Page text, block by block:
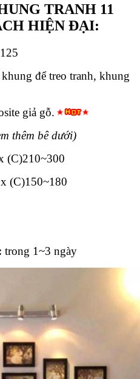
TRANH 11
HIỆN ĐẠI:
để treo tranh, khung
giả gỗ.
thêm bê dưới)
(C)210~300
(C)150~180
trong 1~3 ngày